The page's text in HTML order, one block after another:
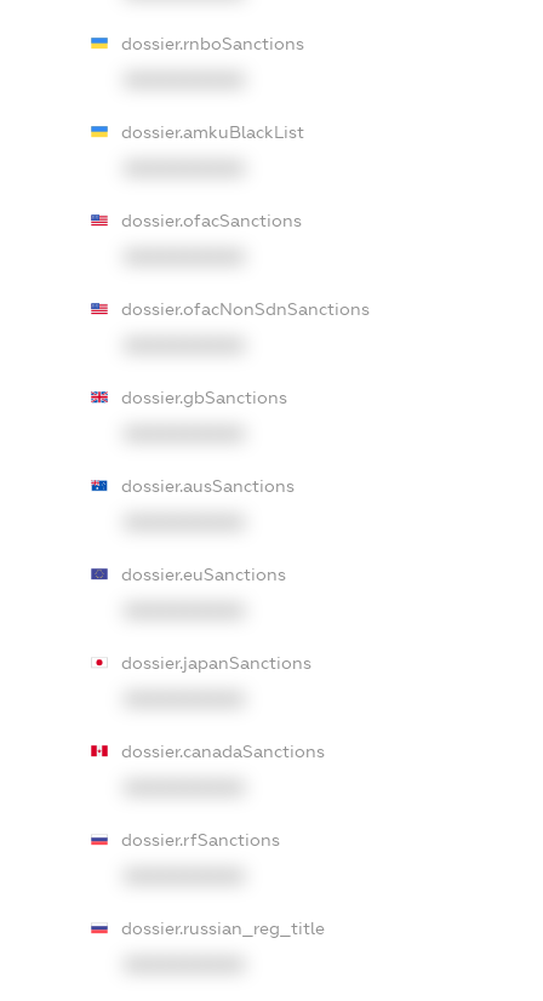
dossier.rnboSanctions
dossier.amkuBlackList
dossier.ofacSanctions
dossier.ofacNonSdnSanctions
dossier.gbSanctions
dossier.ausSanctions
dossier.euSanctions
dossier.japanSanctions
dossier.canadaSanctions
dossier.rfSanctions
dossier.russian_reg_title